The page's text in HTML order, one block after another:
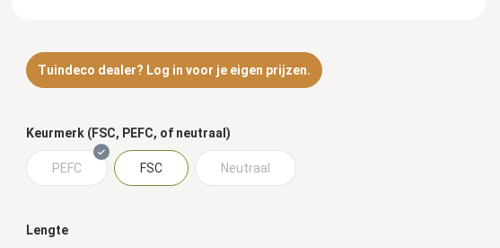
Tuindeco dealer? Log in voor je eigen prijzen.
Keurmerk (FSC, PEFC, of neutraal)
PEFC FSC Neutraal
Lengte